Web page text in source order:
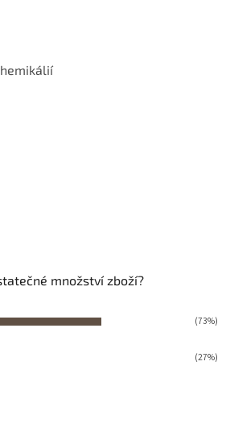
množství zboží?
(73%)
(27%)